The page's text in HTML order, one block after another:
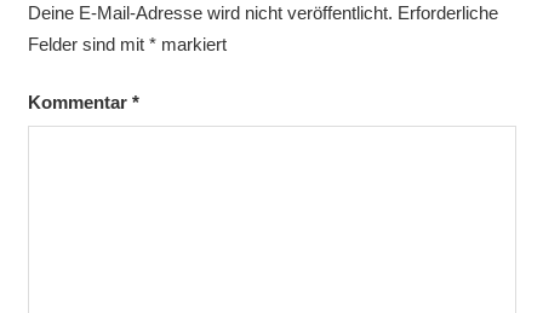
Deine E-Mail-Adresse wird nicht veröffentlicht. Erforderliche
Felder sind mit *markiert
Kommentar *